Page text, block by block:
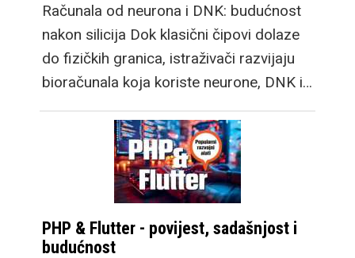
Google WearOS 7
sustavom i njihovom
OneUI 9 optimizacijom.
Galaxy Watch Ultra2
osim velike baterije
sada ima i brzo
punjenje, a novi dizajn
omogućuje i daleko
vodootpornost pa je
Računala od neurona i DNK: budućnost
nakon silicija Dok klasični čipovi dolaze
do fizičkih granica, istraživači razvijaju
bioračunala koja koriste neurone, DNK i…
PHP & Flutter - povijest, sadašnjost i
budućnost